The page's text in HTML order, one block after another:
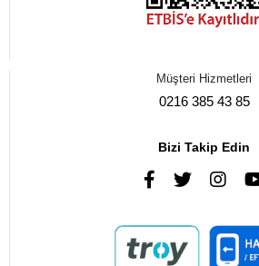
Müşteri Hizmetleri
0216 385 43 85
Bizi Takip Edin